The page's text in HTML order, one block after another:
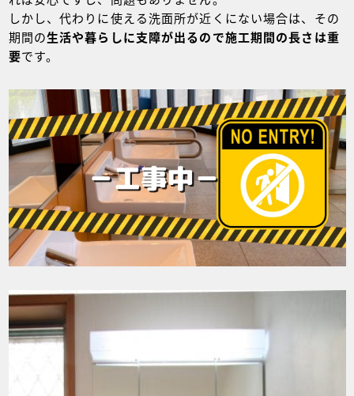
しかし、代わりに使える洗面所が近くにない場合は、その
期間の生活や暮らしに支障が出るので施工期間の長さは重
要です。